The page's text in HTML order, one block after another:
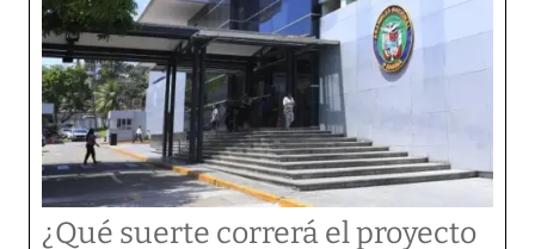
¿Qué suerte correrá el proyecto